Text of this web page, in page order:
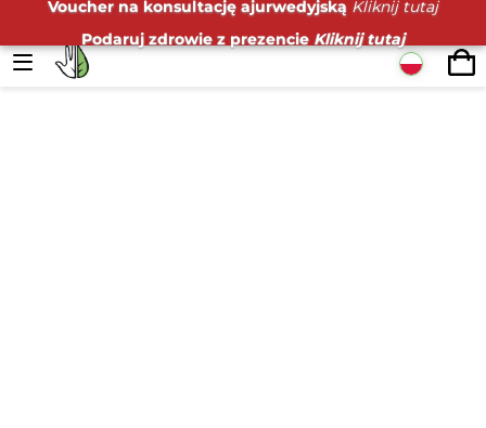
Voucher na konsultację ajurwedyjską Kliknij tutaj
Podaruj zdrowie z prezencie Kliknij tutaj